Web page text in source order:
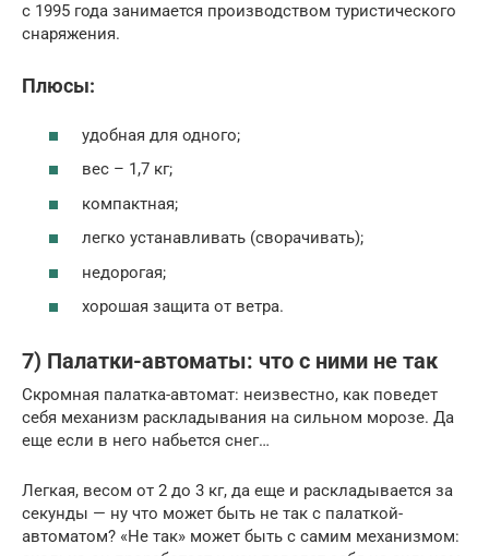
с 1995 года занимается производством туристического
снаряжения.
Плюсы:
удобная для одного;
вес – 1,7 кг;
компактная;
легко устанавливать (сворачивать);
недорогая;
хорошая защита от ветра.
7) Палатки-автоматы: что с ними не так
Скромная палатка-автомат: неизвестно, как поведет
себя механизм раскладывания на сильном морозе. Да
еще если в него набьется снег…
Легкая, весом от 2 до 3 кг, да еще и раскладывается за
секунды — ну что может быть не так с палаткой-
автоматом? «Не так» может быть с самим механизмом: